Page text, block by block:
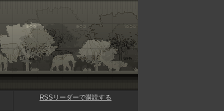
RSSリーダーで購読する